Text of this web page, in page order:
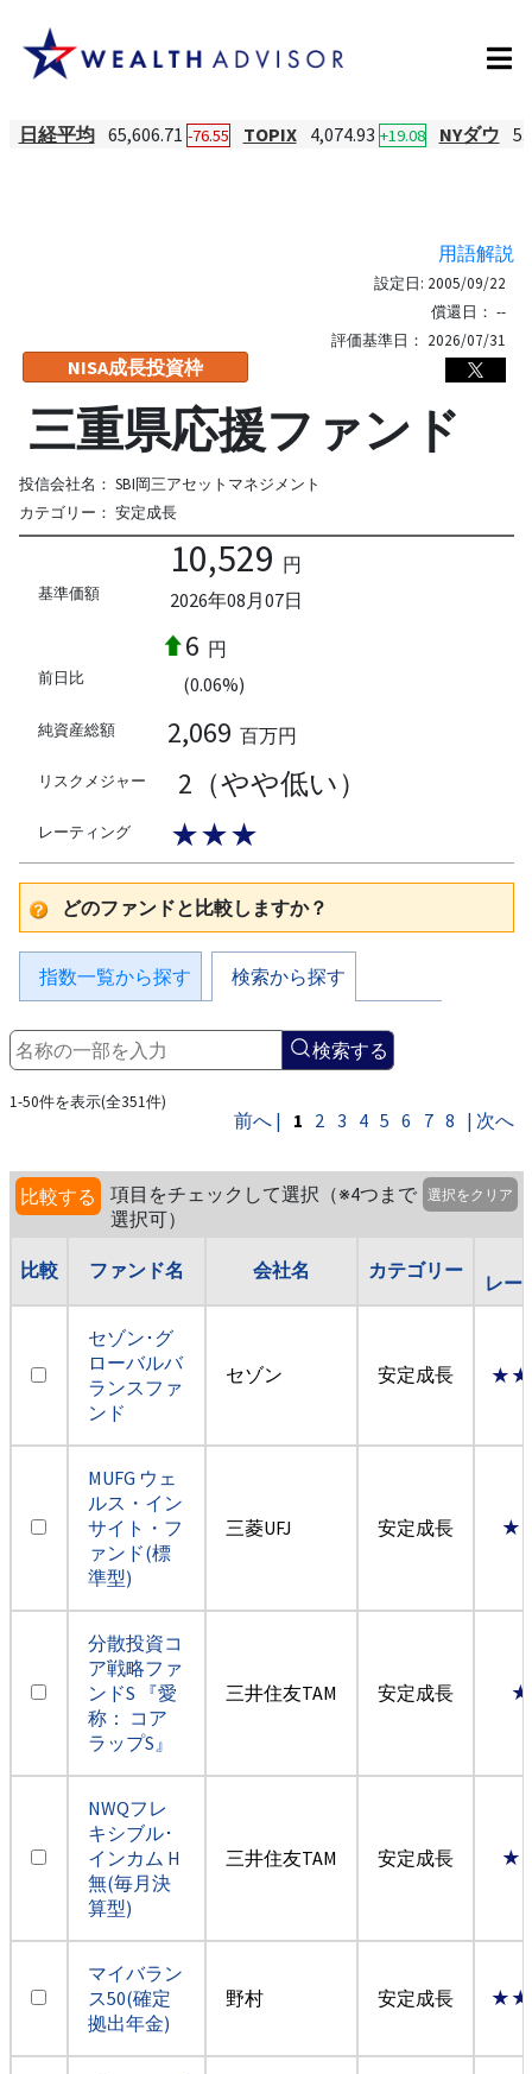
日経平均 65,606.71 -76.55 TOPIX 4,074.93 +19.08 NYダウ
用語解説
NISA成長投資枠
設定日: 2005/09/22
償還日： --
評価基準日： 2026/07/31
三重県応援ファンド
投信会社名： SBI岡三アセットマネジメント
カテゴリー： 安定成長
基準価額
10,529 円
2026年08月07日
前日比
6 円
(0.06%)
純資産総額 2,069 百万円
リスクメジャー 2（やや低い）
レーティング ★★★
どのファンドと比較しますか？
指数一覧から探す 検索から探す
検索する
1-50件を表示(全351件)
前へ | 1 2 3 4 5 6 7 8 | 次へ
比較する
項目をチェックして選択（※4つまで
選択可）
選択をクリア
比較 ファンド名 会社名 カテゴリー
レー
セゾン･グ
ローバルバ
ランスファ
ンド
セゾン 安定成長
MUFG ウェ
ルス・イン
サイト・フ
ァンド(標
準型)
三菱UFJ 安定成長
分散投資コ
ア戦略ファ
ンドS 『愛
称： コア
ラップS』
三井住友TAM 安定成長
NWQフレ
キシブル･
インカム H
無(毎月決
算型)
三井住友TAM 安定成長
マイバラン
ス50(確定
拠出年金)
野村 安定成長